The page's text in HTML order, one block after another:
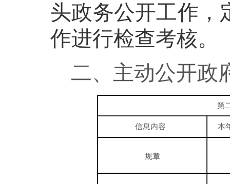
头政务公开工作，
作进行检查考核。
二、主动公开政
第
信息内容 本
规章